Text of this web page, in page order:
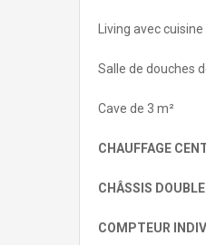
Living avec
Salle de douches
Cave de 3 m²
CHAUFFAGE
CHÂSSIS
COMPTEUR